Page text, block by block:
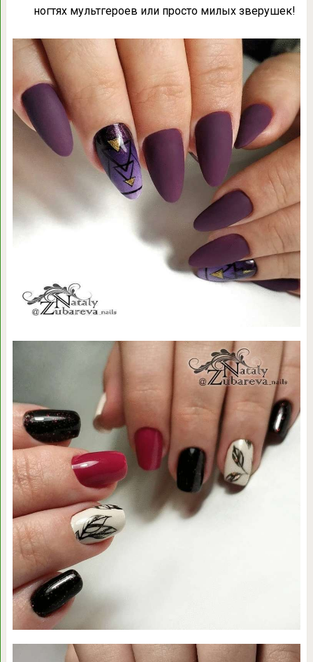
ногтях мультгероев или просто милых зверушек!